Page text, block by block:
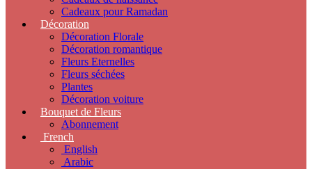
Cadeaux pour Ramadan
Décoration
Décoration Florale
Décoration romantique
Fleurs Eternelles
Fleurs séchées
Plantes
Décoration voiture
Bouquet de Fleurs
Abonnement
French
English
Arabic